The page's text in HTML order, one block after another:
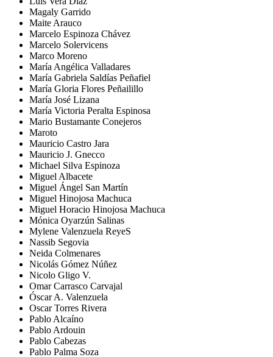
Magaly Garrido
Maite Arauco
Marcelo Espinoza Chávez
Marcelo Solervicens
Marco Moreno
María Angélica Valladares
María Gabriela Saldías Peñafiel
María Gloria Flores Peñailillo
María José Lizana
María Victoria Peralta Espinosa
Mario Bustamante Conejeros
Maroto
Mauricio Castro Jara
Mauricio J. Gnecco
Michael Silva Espinoza
Miguel Albacete
Miguel Ángel San Martín
Miguel Hinojosa Machuca
Miguel Horacio Hinojosa Machuca
Mónica Oyarzún Salinas
Mylene Valenzuela ReyeS
Nassib Segovia
Neida Colmenares
Nicolás Gómez Núñez
Nicolo Gligo V.
Omar Carrasco Carvajal
Óscar A. Valenzuela
Oscar Torres Rivera
Pablo Alcaíno
Pablo Ardouin
Pablo Cabezas
Pablo Palma Soza